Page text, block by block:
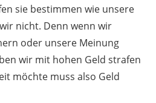
sie bestimmen wie unsere
nicht. Denn wenn wir
oder unsere Meinung
wir mit hohen Geld strafen
möchte muss also Geld